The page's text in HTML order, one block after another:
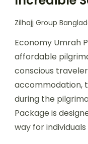
Zilhajj Group
Economy Umrah
affordable
conscious
accommodation,
during the
Package is
way for